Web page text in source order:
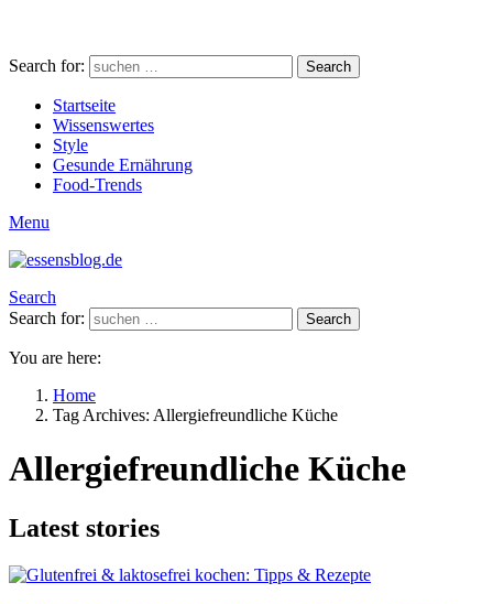
Search for: Search
Startseite
Wissenswertes
Style
Gesunde Ernährung
Food-Trends
Menu
Search
Search for:
Search
You are here:
Home
Tag Archives: Allergiefreundliche Küche
Allergiefreundliche Küche
Latest stories